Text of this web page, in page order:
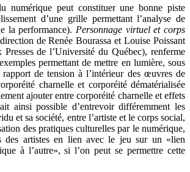
numérique peut constituer une bonne piste
d’une grille permettant l’analyse de
la performance). Personnage virtuel et corps
de Renée Bourassa et Louise Poissant
de l’Université du Québec), renferme
permettant de mettre en lumière, sous
de tension à l’intérieur des œuvres de
charnelle et corporéité dématérialisée
ajouter entre corporéité charnelle et effets
ainsi possible d’entrevoir différemment les
et sa société, entre l’artiste et le corps social,
des pratiques culturelles par le numérique,
des artistes en lien avec le jeu sur un «lien
à l’autre», si l’on peut se permettre cette